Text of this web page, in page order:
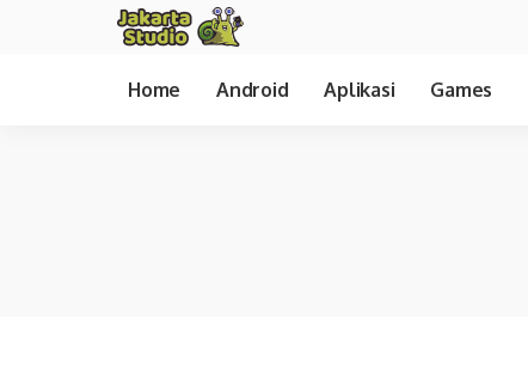
Home Android Aplikasi Games